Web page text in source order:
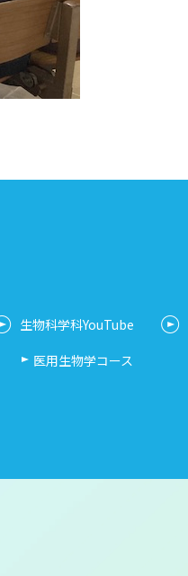
生物科学科YouTube
医用生物学コース